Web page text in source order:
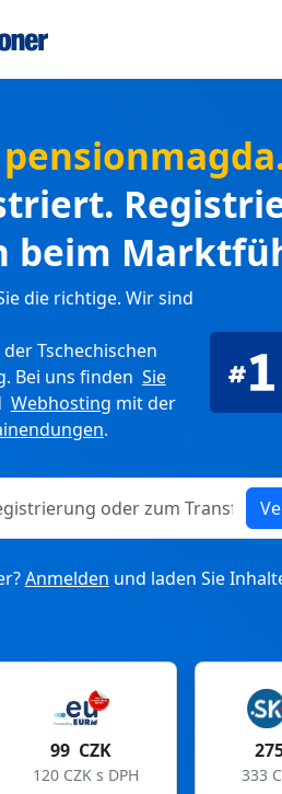
beim
die richtige. Wir sind
Tschechischen
. Bei uns finden Sie
Webhosting mit der
.
oder zum Transfer
Anmelden und laden Sie
275 CZK
333 CZK s DPH 241